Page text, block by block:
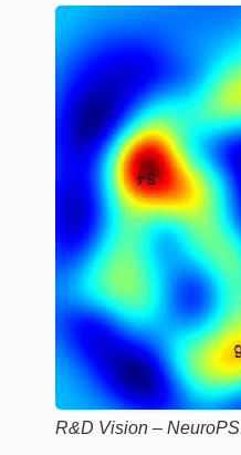
R&D Vision –